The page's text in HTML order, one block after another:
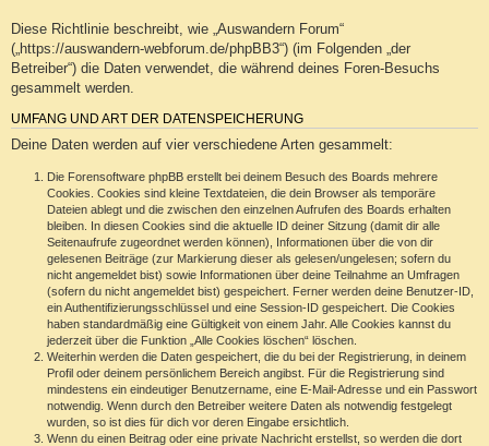
Diese Richtlinie beschreibt, wie „Auswandern Forum“
(„https://auswandern-webforum.de/phpBB3“) (im Folgenden „der
Betreiber“) die Daten verwendet, die während deines Foren-Besuchs
gesammelt werden.
UMFANG UND ART DER DATENSPEICHERUNG
Deine Daten werden auf vier verschiedene Arten gesammelt:
Die Forensoftware phpBB erstellt bei deinem Besuch des Boards mehrere
Cookies. Cookies sind kleine Textdateien, die dein Browser als temporäre
Dateien ablegt und die zwischen den einzelnen Aufrufen des Boards erhalten
bleiben. In diesen Cookies sind die aktuelle ID deiner Sitzung (damit dir alle
Seitenaufrufe zugeordnet werden können), Informationen über die von dir
gelesenen Beiträge (zur Markierung dieser als gelesen/ungelesen; sofern du
nicht angemeldet bist) sowie Informationen über deine Teilnahme an Umfragen
(sofern du nicht angemeldet bist) gespeichert. Ferner werden deine Benutzer-ID,
ein Authentifizierungsschlüssel und eine Session-ID gespeichert. Die Cookies
haben standardmäßig eine Gültigkeit von einem Jahr. Alle Cookies kannst du
jederzeit über die Funktion „Alle Cookies löschen“ löschen.
Weiterhin werden die Daten gespeichert, die du bei der Registrierung, in deinem
Profil oder deinem persönlichem Bereich angibst. Für die Registrierung sind
mindestens ein eindeutiger Benutzername, eine E-Mail-Adresse und ein Passwort
notwendig. Wenn durch den Betreiber weitere Daten als notwendig festgelegt
wurden, so ist dies für dich vor deren Eingabe ersichtlich.
Wenn du einen Beitrag oder eine private Nachricht erstellst, so werden die dort